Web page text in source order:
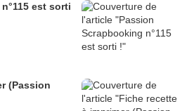
est sorti
(Passion